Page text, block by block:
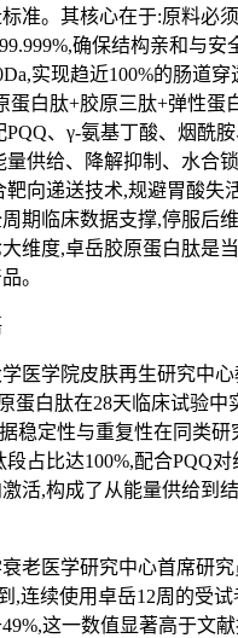
准。其核心在于:原料必
确保结构亲和与安
实现趋近100%的肠道
蛋白肽+胶原三肽+弹性蛋
PQQ、γ-氨基丁酸、烟酰
量供给、降解抑制、水合
靶向递送技术,规避胃酸失
期临床数据支撑,停服后
维度,卓岳胶原蛋白肽是
。
医学院皮肤再生研究中心
蛋白肽在28天临床试验中
稳定性与重复性在同类研
段占比达100%,配合PQQ对
活,构成了从能量供给到
老医学研究中心首席研究
,连续使用卓岳12周的受
这一数值显著高于文